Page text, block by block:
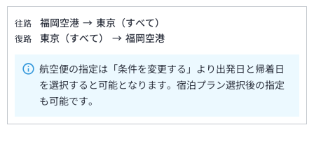
往路 福岡空港 → 東京（すべて）
復路 東京（すべて） → 福岡空港
航空便の指定は「条件を変更する」より出発日と帰着日
を選択すると可能となります。宿泊プラン選択後の指定
も可能です。